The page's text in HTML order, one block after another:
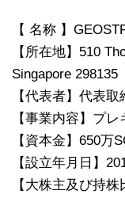
【 名称 】
【所在地】510
Singapore 298135
【代表者】代表
【事業内容】プ
【資本金】650万
【設立年月日】
【大株主及び持